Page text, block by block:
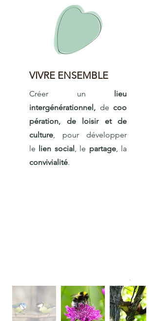
VIVRE ENSEMBLE
Créer un lieu
intergénérationnel, de coo
pération, de loisir et de
culture, pour développer
le lien social, le partage, la
convivialité.